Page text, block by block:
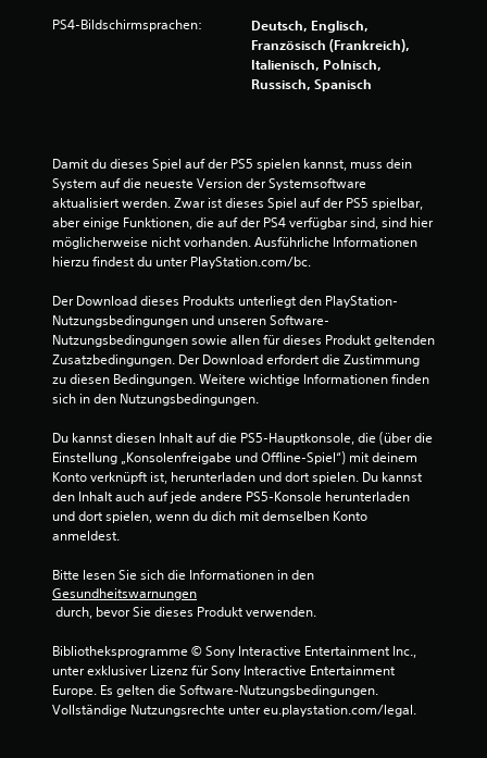
PS4-Bildschirmsprachen:
Deutsch, Englisch,
Französisch (Frankreich),
Italienisch, Polnisch,
Russisch, Spanisch
Damit du dieses Spiel auf der PS5 spielen kannst, muss dein
System auf die neueste Version der Systemsoftware
aktualisiert werden. Zwar ist dieses Spiel auf der PS5 spielbar,
aber einige Funktionen, die auf der PS4 verfügbar sind, sind hier
möglicherweise nicht vorhanden. Ausführliche Informationen
hierzu findest du unter PlayStation.com/bc.
Der Download dieses Produkts unterliegt den PlayStation-
Nutzungsbedingungen und unseren Software-
Nutzungsbedingungen sowie allen für dieses Produkt geltenden
Zusatzbedingungen. Der Download erfordert die Zustimmung
zu diesen Bedingungen. Weitere wichtige Informationen finden
sich in den Nutzungsbedingungen.
Du kannst diesen Inhalt auf die PS5-Hauptkonsole, die (über die
Einstellung „Konsolenfreigabe und Offline-Spiel“) mit deinem
Konto verknüpft ist, herunterladen und dort spielen. Du kannst
den Inhalt auch auf jede andere PS5-Konsole herunterladen
und dort spielen, wenn du dich mit demselben Konto
anmeldest.
Bitte lesen Sie sich die Informationen in den
Gesundheitswarnungen
durch, bevor Sie dieses Produkt verwenden.
Bibliotheksprogramme © Sony Interactive Entertainment Inc.,
unter exklusiver Lizenz für Sony Interactive Entertainment
Europe. Es gelten die Software-Nutzungsbedingungen.
Vollständige Nutzungsrechte unter eu.playstation.com/legal.